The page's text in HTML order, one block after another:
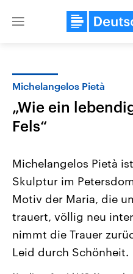
Close
Landtagswahl Sachsen-
2026
Alle Informationen
September 2026 einen neuen
Bundesland von einer
Michelangelos Pietà
„Wie ein
Fels“
Michelangelos Pietà
Skulptur im
Motiv der Maria, die
trauert, völlig neu
nimmt die Trauer
Leid durch Schönheit.